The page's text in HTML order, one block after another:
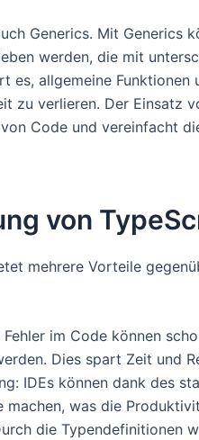
Generics. Mit Generics
werden, die mit
es, allgemeine Funktionen
zu verlieren. Der Einsatz
Code und vereinfacht
von
mehrere Vorteile
im Code können
Dies spart Zeit und
IDEs können dank des
machen, was die
die Typendefinitionen